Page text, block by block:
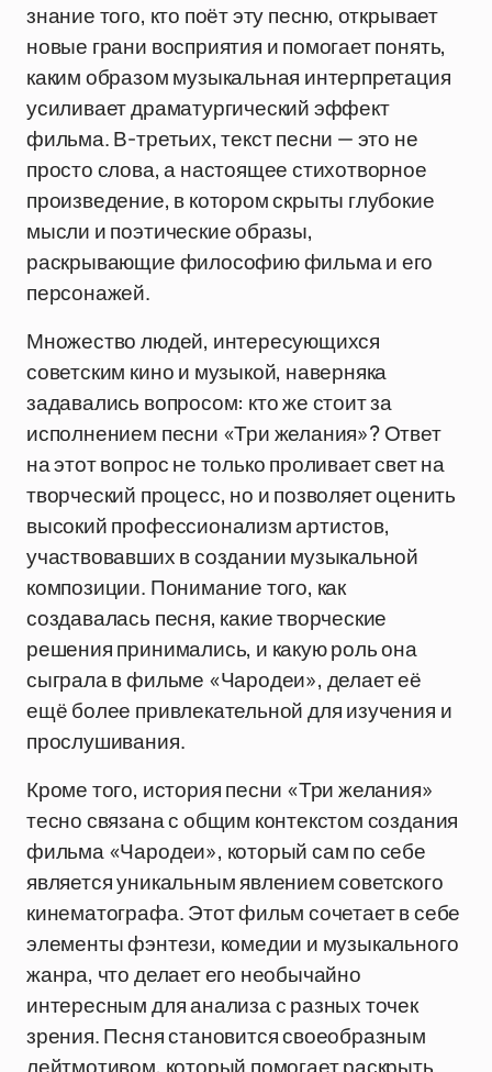
знание того, кто поёт эту песню, открывает
новые грани восприятия и помогает понять,
каким образом музыкальная интерпретация
усиливает драматургический эффект
фильма. В-третьих, текст песни — это не
просто слова, а настоящее стихотворное
произведение, в котором скрыты глубокие
мысли и поэтические образы,
раскрывающие философию фильма и его
персонажей.
Множество людей, интересующихся
советским кино и музыкой, наверняка
задавались вопросом: кто же стоит за
исполнением песни «Три желания»? Ответ
на этот вопрос не только проливает свет на
творческий процесс, но и позволяет оценить
высокий профессионализм артистов,
участвовавших в создании музыкальной
композиции. Понимание того, как
создавалась песня, какие творческие
решения принимались, и какую роль она
сыграла в фильме «Чародеи», делает её
ещё более привлекательной для изучения и
прослушивания.
Кроме того, история песни «Три желания»
тесно связана с общим контекстом создания
фильма «Чародеи», который сам по себе
является уникальным явлением советского
кинематографа. Этот фильм сочетает в себе
элементы фэнтези, комедии и музыкального
жанра, что делает его необычайно
интересным для анализа с разных точек
зрения. Песня становится своеобразным